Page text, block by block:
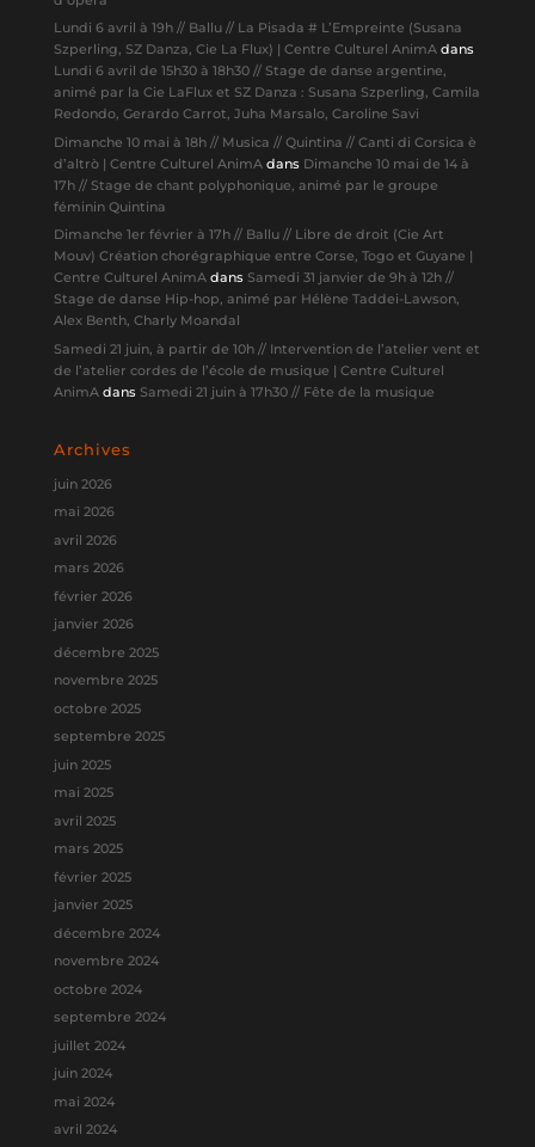
Lundi 6 avril à 19h // Ballu // La Pisada # L’Empreinte (Susana
Szperling, SZ Danza, Cie La Flux) | Centre Culturel AnimAdans
Lundi 6 avril de 15h30 à 18h30 // Stage de danse argentine,
animé par la Cie LaFlux et SZ Danza : Susana Szperling, Camila
Redondo, Gerardo Carrot, Juha Marsalo, Caroline Savi
Dimanche 10 mai à 18h // Musica // Quintina // Canti di Corsica è
d’altrò | Centre Culturel AnimAdans Dimanche 10 mai de 14 à
17h // Stage de chant polyphonique, animé par le groupe
féminin Quintina
Dimanche 1er février à 17h // Ballu // Libre de droit (Cie Art
Mouv) Création chorégraphique entre Corse, Togo et Guyane |
Centre Culturel AnimAdans Samedi 31 janvier de 9h à 12h //
Stage de danse Hip-hop, animé par Hélène Taddei-Lawson,
Alex Benth, Charly Moandal
Samedi 21 juin, à partir de 10h // Intervention de l’atelier vent et
de l’atelier cordes de l’école de musique | Centre Culturel
AnimAdans Samedi 21 juin à 17h30 // Fête de la musique
Archives
juin 2026
mai 2026
avril 2026
mars 2026
février 2026
janvier 2026
décembre 2025
novembre 2025
octobre 2025
septembre 2025
juin 2025
mai 2025
avril 2025
mars 2025
février 2025
janvier 2025
décembre 2024
novembre 2024
octobre 2024
septembre 2024
juillet 2024
juin 2024
mai 2024
avril 2024